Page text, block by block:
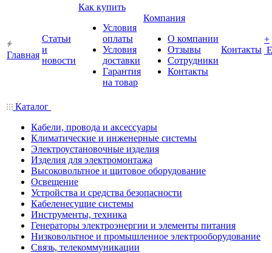
Главная
Статьи
и
новости
Как купить
Условия
оплаты
Условия
доставки
Гарантия
на товар
Компания
О компании
Отзывы
Сотрудники
Контакты
Контакты
+
Каталог
Кабели, провода и аксессуары
Климатические и инженерные системы
Электроустановочные изделия
Изделия для электромонтажа
Высоковольтное и щитовое оборудование
Освещение
Устройства и средства безопасности
Кабеленесущие системы
Инструменты, техника
Генераторы электроэнергии и элементы питания
Низковольтное и промышленное электрооборудование
Связь, телекоммуникации